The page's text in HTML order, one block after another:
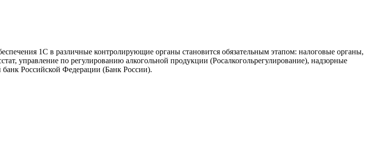
1С в различные контролирующие органы становится обязательным этапом: налоговые органы,
управление по регулированию алкогольной продукции (Росалкогольрегулирование), надзорные
Российской Федерации (Банк России).